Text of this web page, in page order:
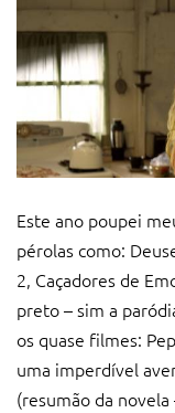
Este ano poupei
pérolas como:
2, Caçadores de
preto – sim a
os quase filmes:
uma imperdível
(resumão da